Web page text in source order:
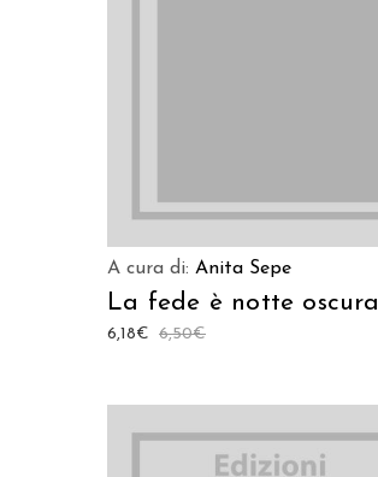
A cura di: Anita Sepe
La fede è notte oscura
6,50€
6,18€